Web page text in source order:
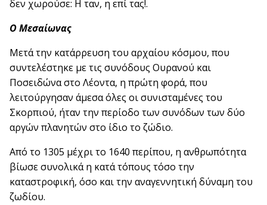
δεν χωρούσε: Η ταν, η επί τας!.
Ο Μεσαίωνας
Μετά την κατάρρευση του αρχαίου κόσμου, που
συντελέστηκε με τις συνόδους Ουρανού και
Ποσειδώνα στο Λέοντα, η πρώτη φορά, που
λειτούργησαν άμεσα όλες οι συνισταμένες του
Σκορπιού, ήταν την περίοδο των συνόδων των δύο
αργών πλανητών στο ίδιο το ζώδιο.
Από το 1305 μέχρι το 1640 περίπου, η ανθρωπότητα
βίωσε συνολικά η κατά τόπους τόσο την
καταστροφική, όσο και την αναγεννητική δύναμη του
ζωδίου.